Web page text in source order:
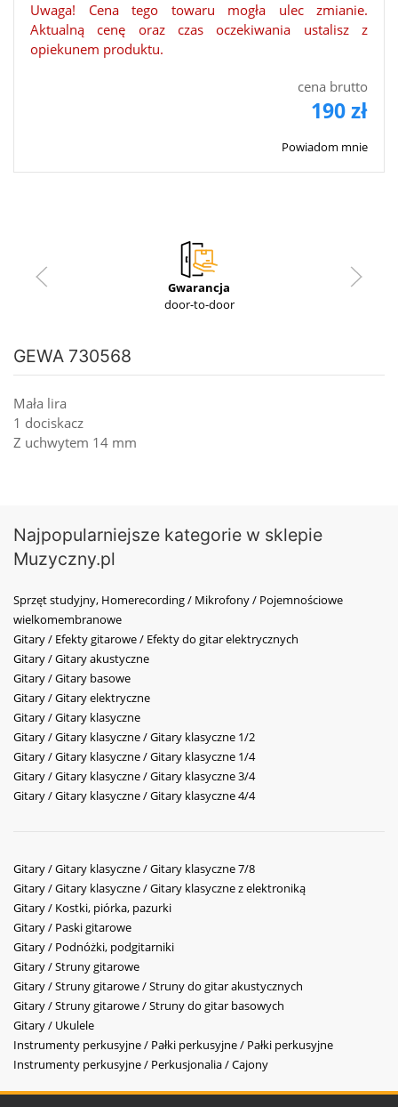
Uwaga! Cena tego towaru mogła ulec zmianie.
Aktualną cenę oraz czas oczekiwania ustalisz z
opiekunem produktu.
cena brutto
190 zł
Powiadom mnie
Gwarancja
door-to-door
GEWA 730568
Mała lira
1 dociskacz
Z uchwytem 14 mm
Najpopularniejsze kategorie w sklepie
Muzyczny.pl
Sprzęt studyjny, Homerecording / Mikrofony / Pojemnościowe
wielkomembranowe
Gitary / Efekty gitarowe / Efekty do gitar elektrycznych
Gitary / Gitary akustyczne
Gitary / Gitary basowe
Gitary / Gitary elektryczne
Gitary / Gitary klasyczne
Gitary / Gitary klasyczne / Gitary klasyczne 1/2
Gitary / Gitary klasyczne / Gitary klasyczne 1/4
Gitary / Gitary klasyczne / Gitary klasyczne 3/4
Gitary / Gitary klasyczne / Gitary klasyczne 4/4
Gitary / Gitary klasyczne / Gitary klasyczne 7/8
Gitary / Gitary klasyczne / Gitary klasyczne z elektroniką
Gitary / Kostki, piórka, pazurki
Gitary / Paski gitarowe
Gitary / Podnóżki, podgitarniki
Gitary / Struny gitarowe
Gitary / Struny gitarowe / Struny do gitar akustycznych
Gitary / Struny gitarowe / Struny do gitar basowych
Gitary / Ukulele
Instrumenty perkusyjne / Pałki perkusyjne / Pałki perkusyjne
Instrumenty perkusyjne / Perkusjonalia / Cajony